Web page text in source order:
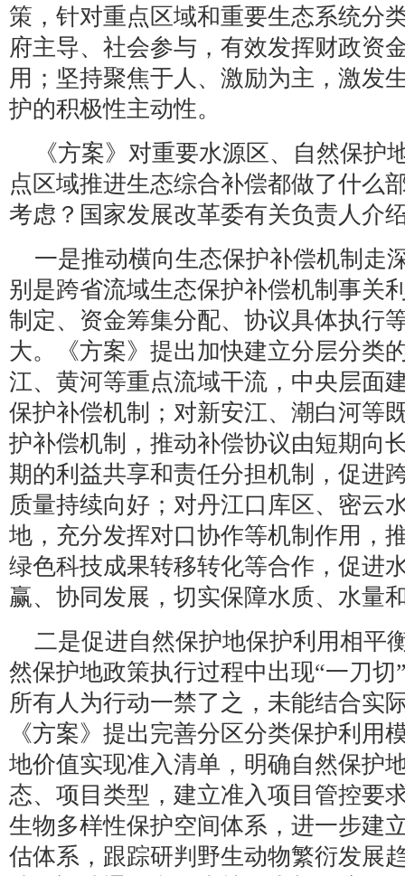
策，针对重点区域和重要生态系统分
府主导、社会参与，有效发挥财政资
用；坚持聚焦于人、激励为主，激发
护的积极性主动性。
《方案》对重要水源区、自然保护
点区域推进生态综合补偿都做了什么
考虑？国家发展改革委有关负责人介
一是推动横向生态保护补偿机制走
别是跨省流域生态保护补偿机制事关
制定、资金筹集分配、协议具体执行
大。《方案》提出加快建立分层分类
江、黄河等重点流域干流，中央层面
保护补偿机制；对新安江、潮白河等
护补偿机制，推动补偿协议由短期向
期的利益共享和责任分担机制，促进
质量持续向好；对丹江口库区、密云
地，充分发挥对口协作等机制作用，
绿色科技成果转移转化等合作，促进
赢、协同发展，切实保障水质、水量
二是促进自然保护地保护利用相平
然保护地政策执行过程中出现“一刀
所有人为行动一禁了之，未能结合实
《方案》提出完善分区分类保护利用
地价值实现准入清单，明确自然保护
态、项目类型，建立准入项目管控要
生物多样性保护空间体系，进一步建
估体系，跟踪研判野生动物繁衍发展